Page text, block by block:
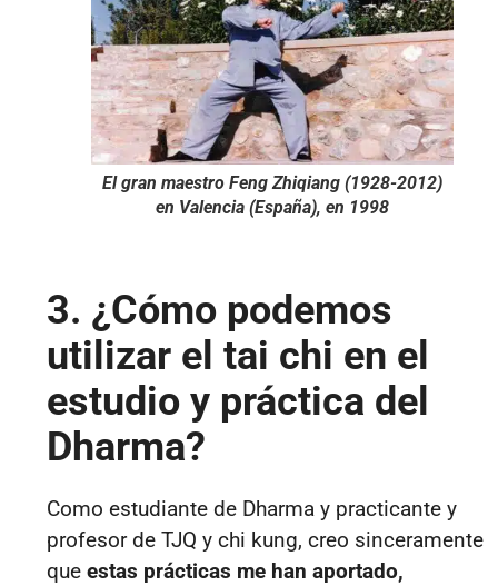
El gran maestro Feng Zhiqiang (1928-2012)
en Valencia (España), en 1998
3. ¿Cómo podemos
utilizar el tai chi en el
estudio y práctica del
Dharma?
Como estudiante de Dharma y practicante y
profesor de TJQ y chi kung, creo sinceramente
que estas prácticas me han aportado,